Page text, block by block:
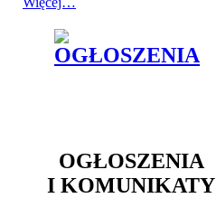
OGŁOSZENIA
I KOMUNIKATY